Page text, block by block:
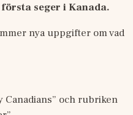
seger i Kanada.
nya uppgifter om vad
Canadians” och rubriken